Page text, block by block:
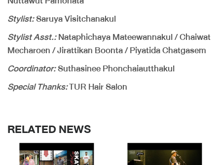
Stylist:Saruya Visitchanakul
Stylist Asst.:Nataphichaya Mateewannakul / Chaiwat
Mecharoen / Jirattikan Boonta / Piyatida Chatgasem
Coordinator:Suthasinee Phonchaiautthakul
Special Thanks:TUR Hair Salon
RELATED NEWS